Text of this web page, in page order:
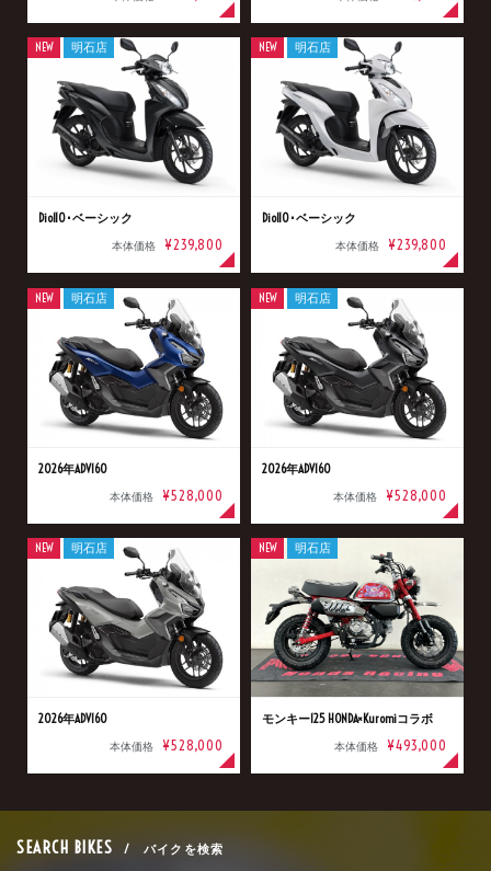
Dio110･ベーシック
本体価格 ¥239,800
NEW 明石店
Dio110･ベーシック
本体価格 ¥239,800
NEW 明石店
2026年ADV160
本体価格 ¥528,000
NEW 明石店
2026年ADV160
本体価格 ¥528,000
NEW 明石店
2026年ADV160
本体価格 ¥528,000
NEW 明石店
モンキー125 HONDA×Kuromiコラボ
本体価格 ¥493,000
NEW 明石店
SEARCH BIKES / バイクを検索